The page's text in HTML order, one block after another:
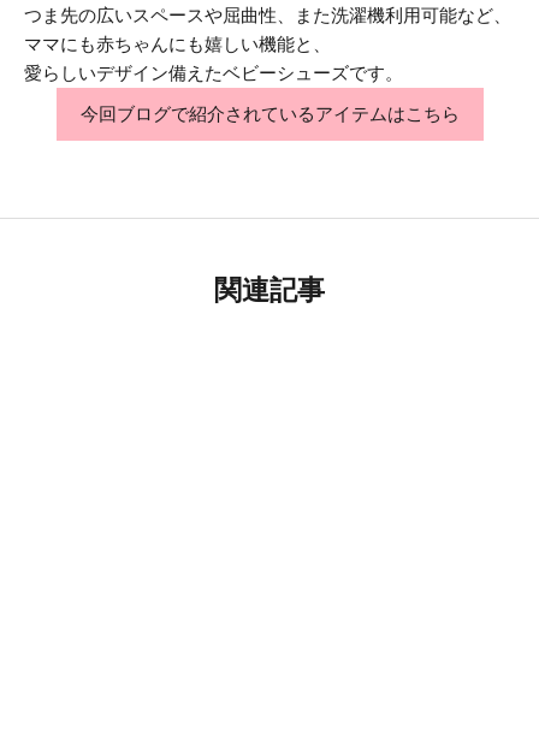
つま先の広いスペースや屈曲性、また洗濯機利用可能など、
ママにも赤ちゃんにも嬉しい機能と、
愛らしいデザイン備えたベビーシューズです。
今回ブログで紹介されているアイテムはこちら
関連記事